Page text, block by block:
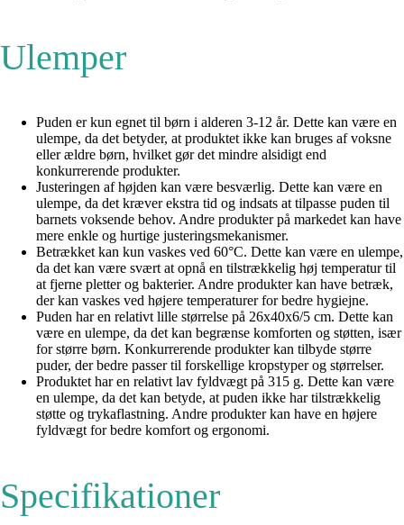
Ulemper
Puden er kun egnet til børn i alderen 3-12 år. Dette kan være en
ulempe, da det betyder, at produktet ikke kan bruges af voksne
eller ældre børn, hvilket gør det mindre alsidigt end
konkurrerende produkter.
Justeringen af højden kan være besværlig. Dette kan være en
ulempe, da det kræver ekstra tid og indsats at tilpasse puden til
barnets voksende behov. Andre produkter på markedet kan have
mere enkle og hurtige justeringsmekanismer.
Betrækket kan kun vaskes ved 60°C. Dette kan være en ulempe,
da det kan være svært at opnå en tilstrækkelig høj temperatur til
at fjerne pletter og bakterier. Andre produkter kan have betræk,
der kan vaskes ved højere temperaturer for bedre hygiejne.
Puden har en relativt lille størrelse på 26x40x6/5 cm. Dette kan
være en ulempe, da det kan begrænse komforten og støtten, især
for større børn. Konkurrerende produkter kan tilbyde større
puder, der bedre passer til forskellige kropstyper og størrelser.
Produktet har en relativt lav fyldvægt på 315 g. Dette kan være
en ulempe, da det kan betyde, at puden ikke har tilstrækkelig
støtte og trykaflastning. Andre produkter kan have en højere
fyldvægt for bedre komfort og ergonomi.
Specifikationer